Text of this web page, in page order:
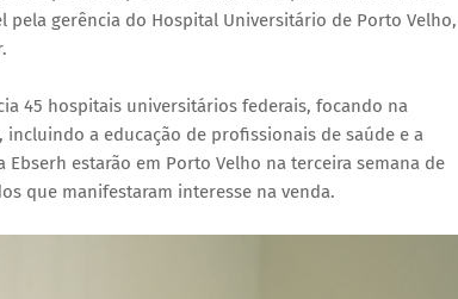
pela gerência do Hospital Universitário de Porto Velho,
45 hospitais universitários federais, focando na
a educação de profissionais de saúde e a
estarão em Porto Velho na terceira semana de
que manifestaram interesse na venda.